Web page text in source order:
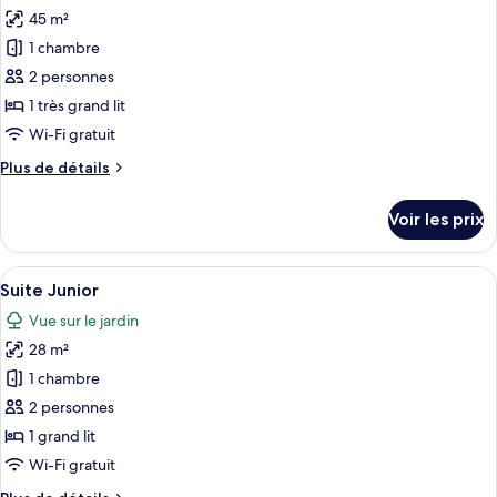
Suite
les
photos
pour
ce
type
chambre :
45 m²
1 chambre
2 personnes
1 très grand lit
Wi-Fi gratuit
Plus de détails
Plus
le
type
de
Suite
Supérieure
Voir les prix
Afficher
toutes
les
photos
pour
ce
type
de
chambre :
Une chambre à coucher avec un
6
Suite Junior
Vue sur le jardin
28 m²
1 chambre
2 personnes
1 grand lit
Wi-Fi gratuit